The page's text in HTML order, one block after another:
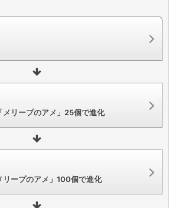
メリープのアメ」25個で進化
リープのアメ」100個で進化